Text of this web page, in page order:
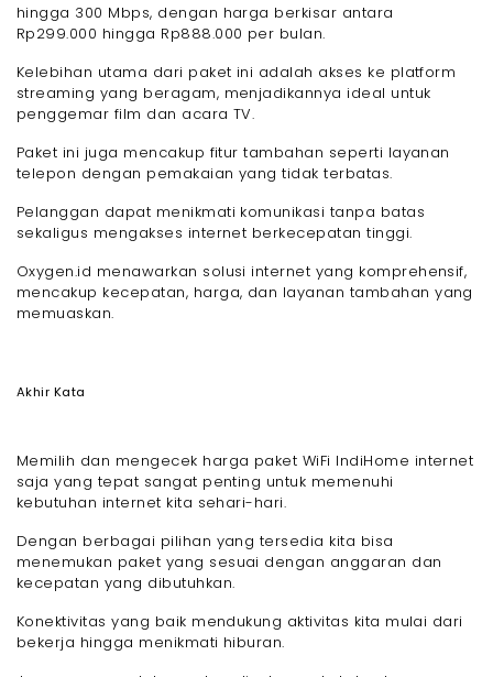
hingga 300 Mbps, dengan harga berkisar antara
Rp299.000 hingga Rp888.000 per bulan.
Kelebihan utama dari paket ini adalah akses ke platform
streaming yang beragam, menjadikannya ideal untuk
penggemar film dan acara TV.
Paket ini juga mencakup fitur tambahan seperti layanan
telepon dengan pemakaian yang tidak terbatas.
Pelanggan dapat menikmati komunikasi tanpa batas
sekaligus mengakses internet berkecepatan tinggi.
Oxygen.id menawarkan solusi internet yang komprehensif,
mencakup kecepatan, harga, dan layanan tambahan yang
memuaskan.
Akhir Kata
Memilih dan mengecek harga paket WiFi IndiHome internet
saja yang tepat sangat penting untuk memenuhi
kebutuhan internet kita sehari-hari.
Dengan berbagai pilihan yang tersedia kita bisa
menemukan paket yang sesuai dengan anggaran dan
kecepatan yang dibutuhkan.
Konektivitas yang baik mendukung aktivitas kita mulai dari
bekerja hingga menikmati hiburan.